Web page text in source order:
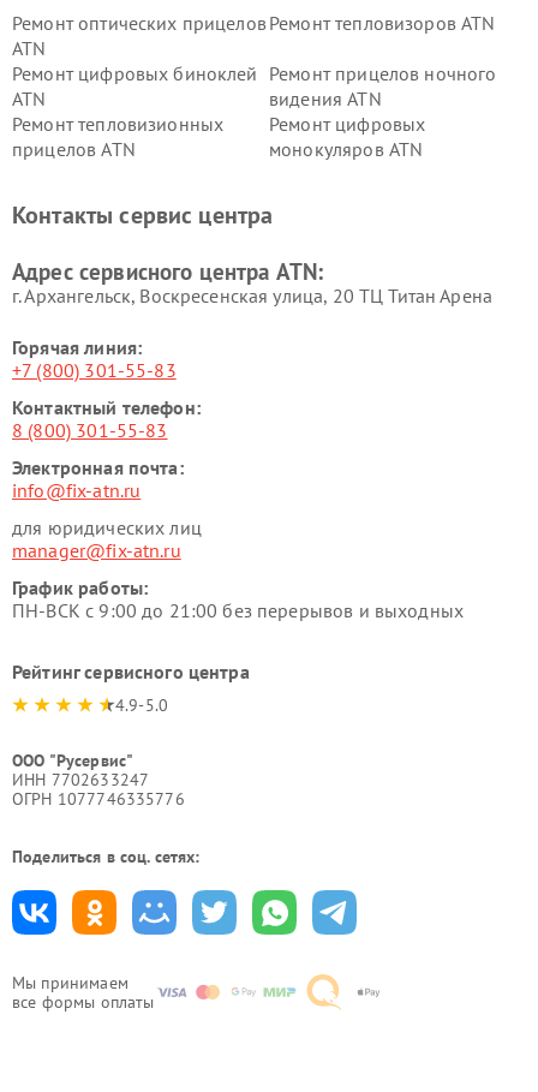
Мы принимаем
все формы оплаты
Ремонт оптических прицелов
ATN
Ремонт тепловизоров ATN
Ремонт цифровых биноклей
ATN
Ремонт прицелов ночного
видения ATN
Ремонт тепловизионных
прицелов ATN
Ремонт цифровых
монокуляров ATN
Контакты сервис центра
Адрес сервисного центра ATN:
г. Архангельск, Воскресенская улица, 20 ТЦ Титан Арена
Горячая линия:
+7 (800) 301-55-83
Контактный телефон:
8 (800) 301-55-83
Электронная почта:
info@fix-atn.ru
для юридических лиц
manager@fix-atn.ru
График работы:
ПН-ВСК с 9:00 до 21:00 без перерывов и выходных
Рейтинг сервисного центра
4.9-5.0
ООО "Русервис"
ИНН 7702633247
ОГРН 1077746335776
Поделиться в соц. сетях: